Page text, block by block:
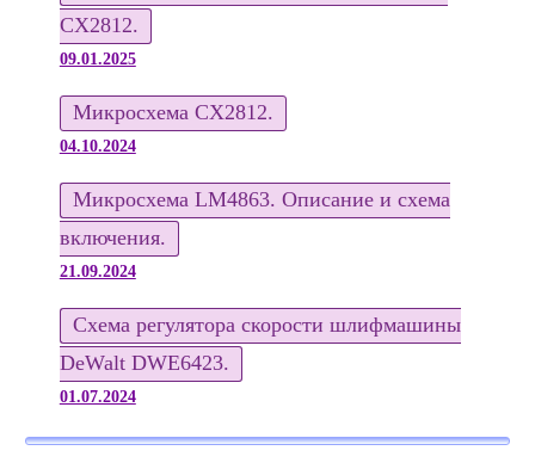
CX2812.
09.01.2025
Микросхема CX2812.
04.10.2024
Микросхема LM4863. Описание и схема
включения.
21.09.2024
Схема регулятора скорости шлифмашины
DeWalt DWE6423.
01.07.2024